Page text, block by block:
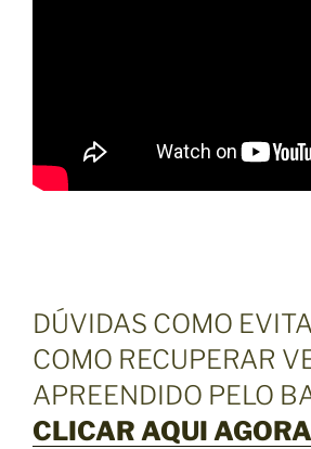
DÚVIDAS COMO
COMO RECUPERAR
APREENDIDO PELO
CLICAR AQUI